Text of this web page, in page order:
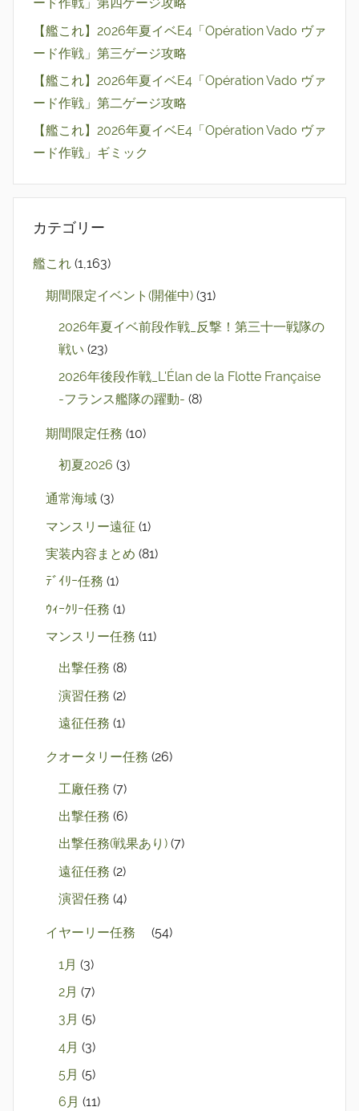
【艦これ】2026年夏イベE4「Opération Vado ヴァ
ード作戦」第三ゲージ攻略
【艦これ】2026年夏イベE4「Opération Vado ヴァ
ード作戦」第二ゲージ攻略
【艦これ】2026年夏イベE4「Opération Vado ヴァ
ード作戦」ギミック
カテゴリー
艦これ (1,163)
期間限定イベント(開催中) (31)
2026年夏イベ前段作戦_反撃！第三十一戦隊の
戦い (23)
2026年後段作戦_L'Élan de la Flotte Française
-フランス艦隊の躍動- (8)
期間限定任務 (10)
初夏2026 (3)
通常海域 (3)
マンスリー遠征 (1)
実装内容まとめ (81)
ﾃﾞｲﾘｰ任務 (1)
ｳｨｰｸﾘｰ任務 (1)
マンスリー任務 (11)
出撃任務 (8)
演習任務 (2)
遠征任務 (1)
クオータリー任務 (26)
工廠任務 (7)
出撃任務 (6)
出撃任務(戦果あり) (7)
遠征任務 (2)
演習任務 (4)
イヤーリー任務 (54)
1月 (3)
2月 (7)
3月 (5)
4月 (3)
5月 (5)
6月 (11)